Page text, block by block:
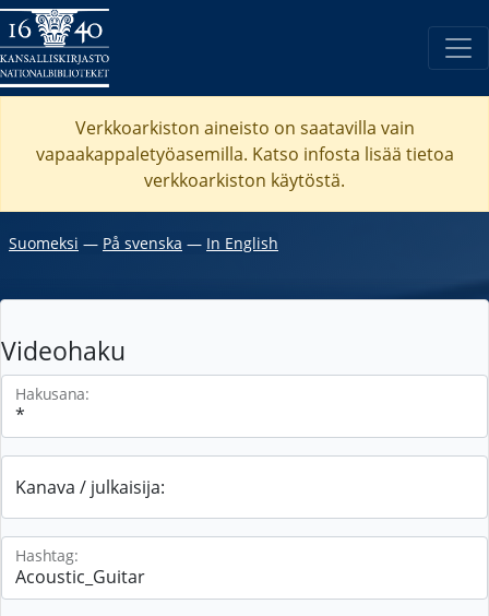
Verkkoarkiston aineisto on saatavilla vain
vapaakappaletyöasemilla. Katso infosta lisää tietoa
verkkoarkiston käytöstä.
Suomeksi ― På svenska ― In English
Videohaku
Hakusana:
Kanava / julkaisija:
Hashtag: